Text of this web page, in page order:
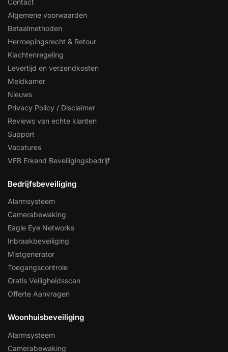
Algemene voorwaarden
Betaalmethoden
Herroepingsrecht & Retour
Klachtenregeling
Levertijd en verzendkosten
Meldkamer
Nieuws
Privacy Policy / Disclaimer
Reviews van echte klanten
Support
Vacatures
VEB Erkend Beveiligingsbedrijf
Bedrijfsbeveiliging
Alarmsysteem
Camerabewaking
Eagle Eye Networks
Inbraakbeveiliging
Mistgenerator
Toegangscontrole
Gratis Veiligheidsscan
Offerte Aanvragen
Woonhuisbeveiliging
Alarmsysteem
Camerabewaking